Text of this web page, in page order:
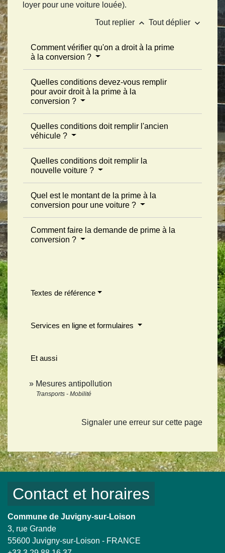
loyer pour une voiture louée).
Tout replier keyboard_arrow_up Tout déplier keyboard_arrow_down
Comment vérifier qu'on a droit à la prime
à la conversion ?
Quelles conditions devez-vous remplir
pour avoir droit à la prime à la
conversion ?
Quelles conditions doit remplir l'ancien
véhicule ?
Quelles conditions doit remplir la
nouvelle voiture ?
Quel est le montant de la prime à la
conversion pour une voiture ?
Comment faire la demande de prime à la
conversion ?
Textes de référence
Services en ligne et formulaires
Et aussi
Mesures antipollution
Transports - Mobilité
Signaler une erreur sur cette page
Contact et horaires
Commune de Juvigny-sur-Loison
3, rue Grande
55600 Juvigny-sur-Loison - FRANCE